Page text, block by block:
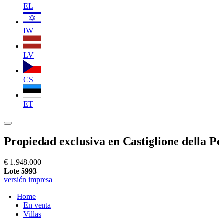
EL
IW
LV
CS
ET
Propiedad exclusiva en Castiglione della
€ 1.948.000
Lote 5993
versión impresa
Home
En venta
Villas